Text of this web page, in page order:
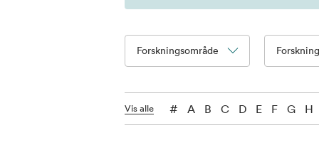
Forskningsområde
Vis alle # A B C D E F G H